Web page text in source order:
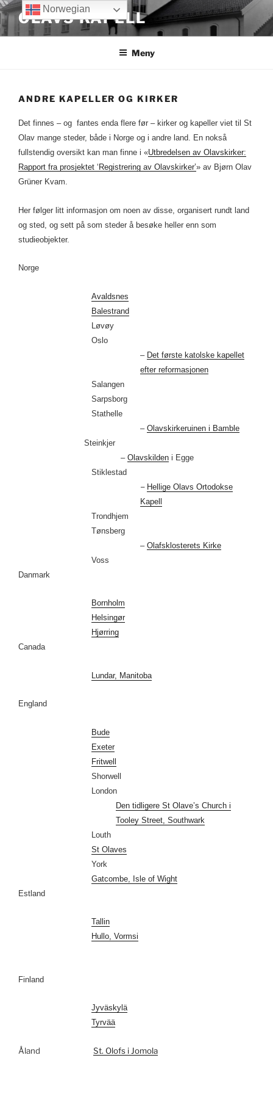
Gå
til
innhold
OLAVS KAPELL
Meny
ANDRE KAPELLER OG KIRKER
Det finnes – og fantes enda flere før – kirker og kapeller viet til St
Olav mange steder, både i Norge og i andre land. En nokså
fullstendig oversikt kan man finne i «Utbredelsen av Olavskirker:
Rapport fra prosjektet ‘Registrering av Olavskirker’» av Bjørn Olav
Grüner Kvam.
Her følger litt informasjon om noen av disse, organisert rundt land
og sted, og sett på som steder å besøke heller enn som
studieobjekter.
Norge
Avaldsnes
Balestrand
Løvøy
Oslo
– Det første katolske kapellet
efter reformasjonen
Salangen
Sarpsborg
Stathelle
– Olavskirkeruinen i Bamble
Steinkjer
– Olavskilden i Egge
Stiklestad
– Hellige Olavs Ortodokse
Kapell
Trondhjem
Tønsberg
– Olafsklosterets Kirke
Voss
Danmark
Bornholm
Helsingør
Hjørring
Canada
Lundar, Manitoba
England
Bude
Exeter
Fritwell
Shorwell
London
Den tidligere St Olave’s Church i
Tooley Street, Southwark
Louth
St Olaves
York
Gatcombe, Isle of Wight
Estland
Tallin
Hullo, Vormsi
Finland
Jyväskylä
Tyrvää
Åland St. Olofs i Jomola
Norwegian